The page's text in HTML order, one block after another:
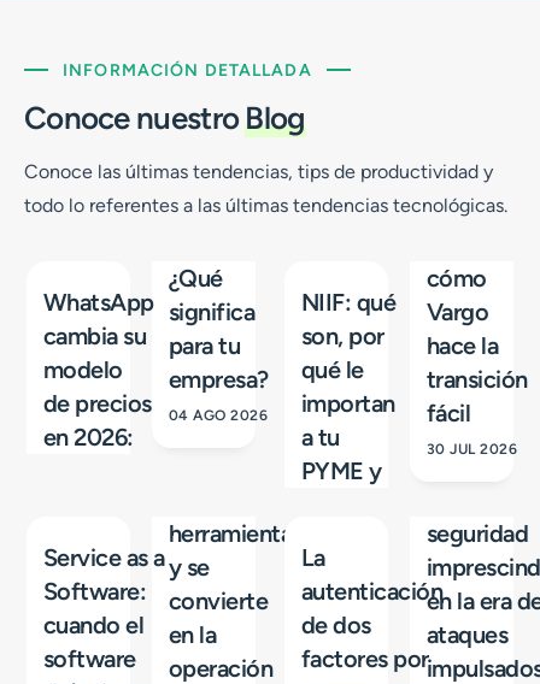
INFORMACIÓN DETALLADA
Conoce nuestroBlog
Conoce las últimas tendencias, tips de productividad y
todo lo referentes a las últimas tendencias tecnológicas.
WhatsApp
cambia su
modelo
de precios
en 2026:
¿Qué
significa
para tu
empresa?
04 AGO 2026
NIIF: qué
son, por
qué le
importan
a tu
PYME y
cómo
Vargo
hace la
transición
fácil
30 JUL 2026
Service as a
Software:
cuando el
software
herramienta
y se
convierte
en la
operación
La
autenticación
de dos
factores por
seguridad
en la era
ataques